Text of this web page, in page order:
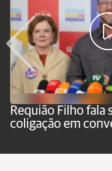
Requião Filho fala
coligação em